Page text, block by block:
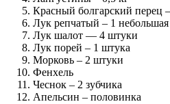
Красный болгарский перец
Лук репчатый – 1 небольшая
Лук шалот — 4 штуки
Лук порей – 1 штука
Морковь – 2 штуки
Фенхель
Чеснок – 2 зубчика
Апельсин – половинка